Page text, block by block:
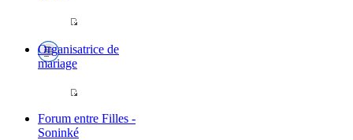
Organisatrice de
mariage
Forum entre Filles -
Soninké